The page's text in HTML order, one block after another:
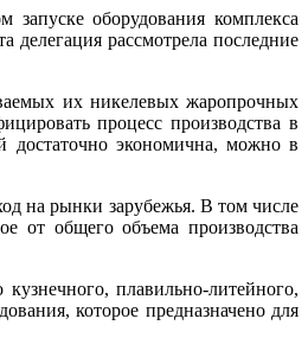
запуске оборудования комплекса
делегация рассмотрела последние
их никелевых жаропрочных
процесс производства в
достаточно экономична, можно в
на рынки зарубежья. В том числе
от общего объема производства
плавильно-литейного,
которое предназначено для